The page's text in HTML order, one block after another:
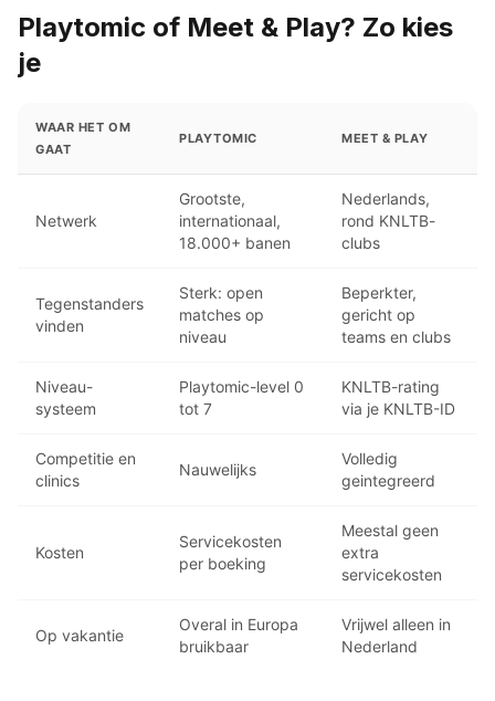
Playtomic of Meet & Play? Zo kies
je
WAAR HET OM
GAAT
PLAYTOMIC MEET & PLAY
Netwerk
Grootste,
internationaal,
18.000+ banen
Nederlands,
rond KNLTB-
clubs
Tegenstanders
vinden
Sterk: open
matches op
niveau
Beperkter,
gericht op
teams en clubs
Niveau-
systeem
Playtomic-level 0
tot 7
KNLTB-rating
via je KNLTB-ID
Competitie en
clinics
Nauwelijks
Volledig
geintegreerd
Kosten
Servicekosten
per boeking
Meestal geen
extra
servicekosten
Op vakantie
Overal in Europa
bruikbaar
Vrijwel alleen in
Nederland